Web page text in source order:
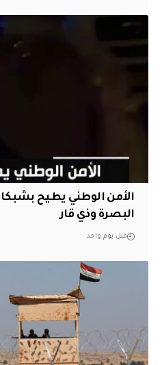
الأمن الوطني يطيح
البصرة وذي قار
قبل يوم واحد